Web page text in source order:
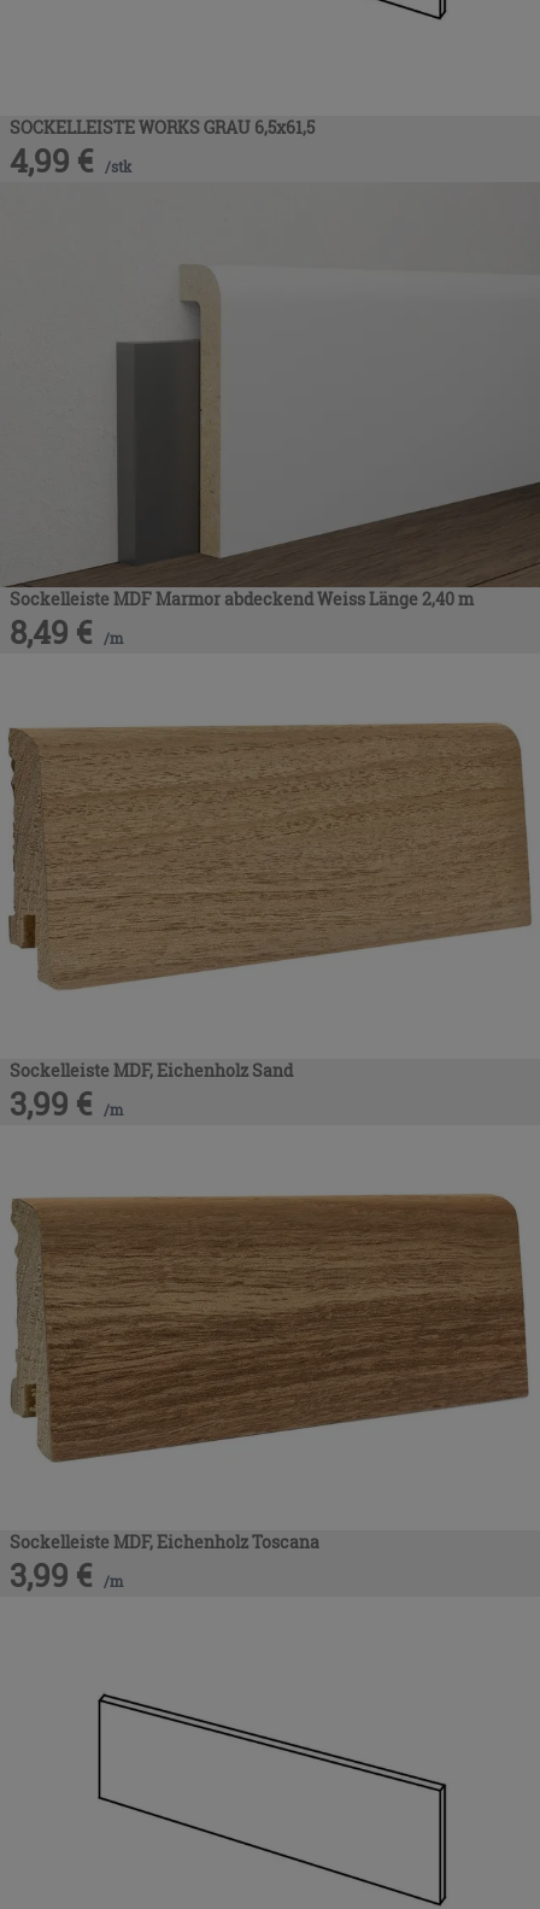
SOCKELLEISTE WORKS GRAU 6,5x61,5
4,99 € /stk
Sockelleiste MDF Marmor abdeckend Weiss Länge 2,40 m
8,49 € /m
Sockelleiste MDF, Eichenholz Sand
3,99 € /m
Sockelleiste MDF, Eichenholz Toscana
3,99 € /m